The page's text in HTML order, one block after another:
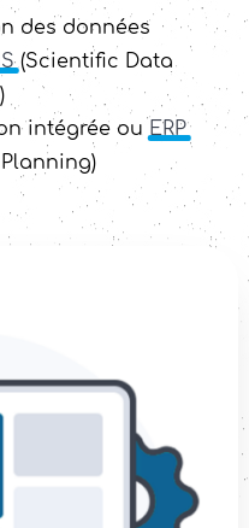
des données
(Scientific Data
intégrée ou ERP